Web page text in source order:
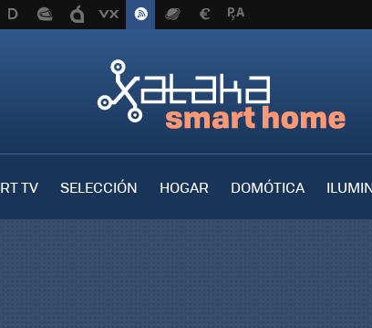
TV SELECCIÓN HOGAR DOMÓTICA